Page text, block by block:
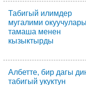
Табигый илимдер
мугалими
тамаша менен
кызыктырды
Албетте, бир дагы
табигый укуктун